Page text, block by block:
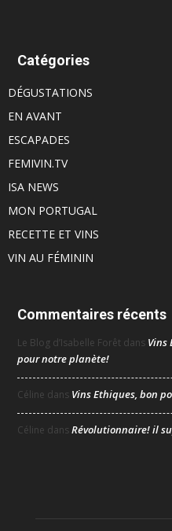
Catégories
DÉGUSTATIONS
EN AVANT
ESCAPADES
FEMIVIN.TV
ISA NEWS
MON PORTUGAL
RECETTE ET VINS
VIN AU FÉMININ
Commentaires récents
Le Blog d’Isabelle Forêt dans Vins
pour notre planète!
Céline dans Vins Ethiques, bon
Céline dansRévolutionnaire! il